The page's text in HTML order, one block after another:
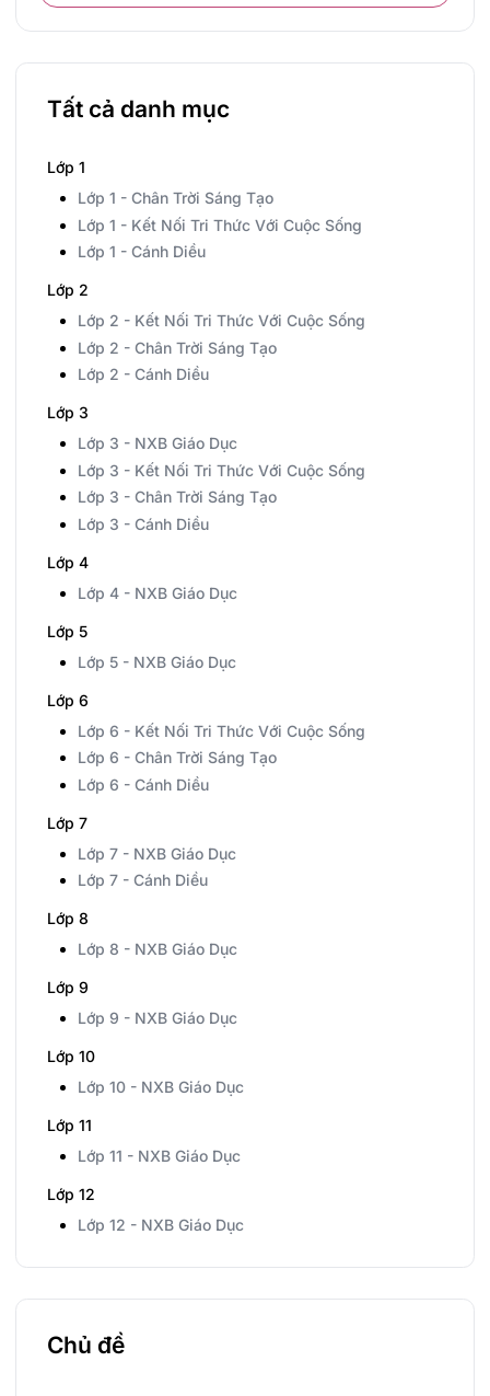
Tất cả danh mục
Lớp 1
Lớp 1 - Chân Trời Sáng Tạo
Lớp 1 - Kết Nối Tri Thức Với Cuộc Sống
Lớp 1 - Cánh Diều
Lớp 2
Lớp 2 - Kết Nối Tri Thức Với Cuộc Sống
Lớp 2 - Chân Trời Sáng Tạo
Lớp 2 - Cánh Diều
Lớp 3
Lớp 3 - NXB Giáo Dục
Lớp 3 - Kết Nối Tri Thức Với Cuộc Sống
Lớp 3 - Chân Trời Sáng Tạo
Lớp 3 - Cánh Diều
Lớp 4
Lớp 4 - NXB Giáo Dục
Lớp 5
Lớp 5 - NXB Giáo Dục
Lớp 6
Lớp 6 - Kết Nối Tri Thức Với Cuộc Sống
Lớp 6 - Chân Trời Sáng Tạo
Lớp 6 - Cánh Diều
Lớp 7
Lớp 7 - NXB Giáo Dục
Lớp 7 - Cánh Diều
Lớp 8
Lớp 8 - NXB Giáo Dục
Lớp 9
Lớp 9 - NXB Giáo Dục
Lớp 10
Lớp 10 - NXB Giáo Dục
Lớp 11
Lớp 11 - NXB Giáo Dục
Lớp 12
Lớp 12 - NXB Giáo Dục
Chủ đề